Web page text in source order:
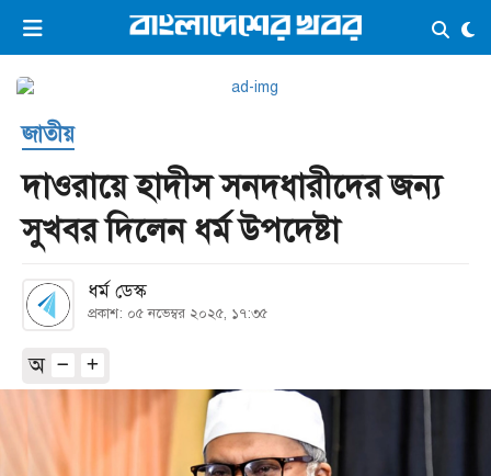
ভিডিও ই-পেপার লগইন ×
প্রচ্ছদ
সর্বশেষ
সব বিভাগ
আর্কাইভ
কনভার্টার
জাতীয়
দাওরায়ে হাদীস সনদধারীদের জন্য
সুখবর দিলেন ধর্ম উপদেষ্টা
ধর্ম ডেস্ক
প্রকাশ: ০৫ নভেম্বর ২০২৫, ১৭:৩৫
অ